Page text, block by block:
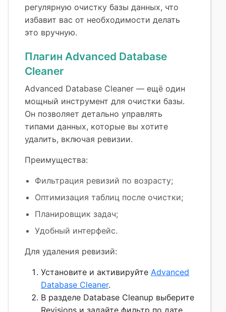
регулярную очистку базы данных, что
избавит вас от необходимости делать
это вручную.
Плагин Advanced Database
Cleaner
Advanced Database Cleaner — ещё один
мощный инструмент для очистки базы.
Он позволяет детально управлять
типами данных, которые вы хотите
удалить, включая ревизии.
Преимущества:
Фильтрация ревизий по возрасту;
Оптимизация таблиц после очистки;
Планировщик задач;
Удобный интерфейс.
Для удаления ревизий:
Установите и активируйте Advanced
Database Cleaner.
В разделе Database Cleanup выберите
Revisions и задайте фильтр по дате,